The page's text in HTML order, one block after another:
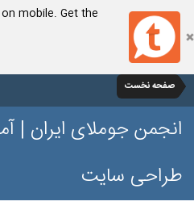
mobile. Get the
صفحه نخست
انجمن جوملای ایران |
طراحی سایت